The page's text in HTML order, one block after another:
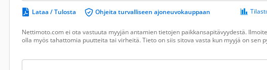
Lataa / Tulosta Ohjeita turvalliseen ajoneuvokauppaan
Nettimoto.com ei ota vastuuta myyjän antamien tietojen paikkansapitävyydestä.
olla myös tahattomia puutteita tai virheitä. Tieto on siis sitova vasta kun myyjä on sen